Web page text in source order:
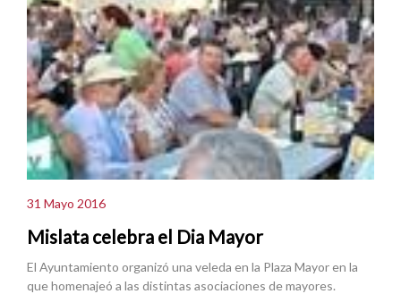
31 Mayo 2016
Mislata celebra el Dia Mayor
El Ayuntamiento organizó una veleda en la Plaza Mayor en la
que homenajeó a las distintas asociaciones de mayores.